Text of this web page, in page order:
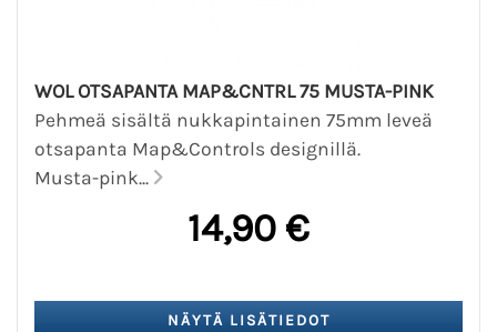
WOL OTSAPANTA MAP&CNTRL 75 MUSTA-PINK
Pehmeä sisältä nukkapintainen 75mm leveä
otsapanta Map&Controls designillä.
Musta-pink...
14,90 €